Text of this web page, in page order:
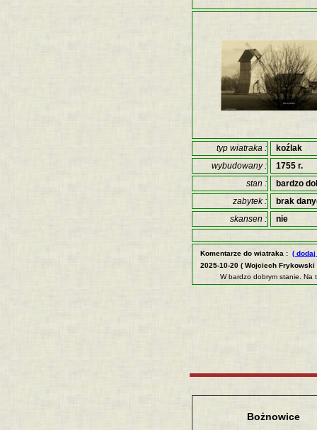
typ wiatraka :
koźlak
wybudowany :
1755 r.
stan :
bardzo
zabytek :
brak
skansen :
nie
Komentarze do wiatraka : (
2025-10-20 ( Wojciech Frykowski
W bardzo dobrym stanie. Na
Bożnowice